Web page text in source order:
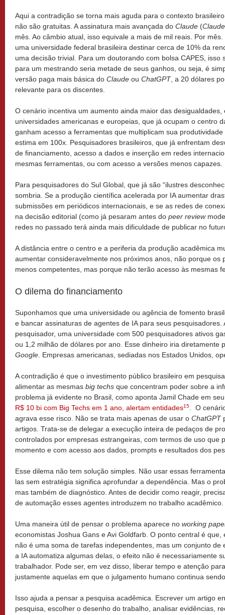
Aqui a contradição se torna mais aguda para o contexto
não são gratuitas. A assinatura mais avançada do Claude (
mês. Ao câmbio atual, isso equivale a mais de mil reais. Por
uma universidade federal brasileira destinar cerca de 10% da
uma decisão trivial. Para um doutorando com bolsa CAPES, isso
para um mestrando seria metade de seus ganhos, ou seja, é
versão paga mais básica do Claude ou ChatGPT, a 20 dólares
relevante para os discentes.
O cenário incentiva um aumento ainda maior das
universidades americanas e europeias, que já ocupam o centro
ganham acesso a ferramentas que multiplicam sua
estima em 100x. Pesquisadores brasileiros, que já enfrentam
de financiamento, acesso a dados e inserção em redes
mesmas ferramentas, ou com acesso a versões menos capazes.
Para pesquisadores do Sul Global, que já são “ilustres
sombria. Se a produção científica acelerada por IA aumentar
submissões em periódicos internacionais, e se as redes de
na decisão editorial (como já pesaram antes do peer review
redes no passado terá ainda mais dificuldade de publicar no
A distância entre o centro e a periferia da produção acadêmica
aumentar consideravelmente nos próximos anos, não porque os
menos competentes, mas porque não terão acesso às mesmas
O dilema do financiamento
Suponhamos que uma universidade ou agência de fomento
e bancar assinaturas de agentes de IA para seus pesquisadores.
pesquisador, uma universidade com 500 pesquisadores ativos
ou 1,2 milhão de dólares por ano. Esse dinheiro iria diretamente
Google . Empresas americanas, sediadas nos Estados Unidos,
A contradição é que o investimento público brasileiro em
alimentar as mesmas big techs que concentram poder sobre a
problema já evidente no Brasil, como aponta Jamil Chade em
R$ 10 bi com Big Techs em 1 ano, alertam entidades15
. O
agrava esse risco. Não se trata mais apenas de usar o ChatGPT
artigos. Trata-se de delegar a execução inteira de pedaços de
controlados por empresas estrangeiras, com termos de uso que
momento e com acesso aos dados, prompts e resultados dos
Esse dilema não tem solução simples. Não usar essas
las sem estratégia significa aprofundar a dependência. Mas o
mas também de diagnóstico. Antes de decidir como reagir,
de automação esses agentes introduzem no trabalho acadêmico.
Uma maneira útil de pensar o problema aparece no working
economistas Joshua Gans e Avi Goldfarb. O ponto central é
não é uma soma de tarefas independentes, mas um conjunto de
a IA automatiza algumas delas, o efeito não é necessariamente
trabalhador. Pode ser, em vez disso, liberar tempo e atenção
justamente aquelas em que o julgamento humano continua
Isso ajuda a pensar a pesquisa acadêmica. Escrever um artigo
pesquisa, escolher o desenho do trabalho, analisar evidências,